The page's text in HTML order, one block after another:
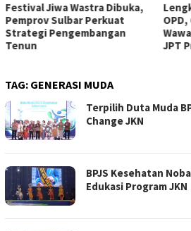
Festival Jiwa Wastra Dibuka,
Pemprov Sulbar Perkuat
Strategi Pengembangan
Tenun
JPT
TAG: GENERASI MUDA
Terpilih Duta Muda
Change JKN
BPJS Kesehatan
Edukasi Program JKN